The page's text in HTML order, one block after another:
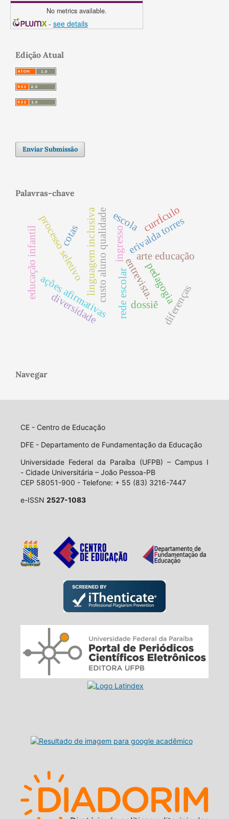
No metrics available.
- see details
Edição Atual
Enviar Submissão
Palavras-chave
linguagem inclusivacusto aluno qualidade erivalda torres
ações afirmativas
cotas
processo seletivo ingresso
entrevista.
arte educação
rede escolar
educação infantil pedagogia
escola
diferenças
diversidade
currÍculo
dossiê
Navegar
CE - Centro de Educação
DFE - Departamento de Fundamentação da Educação
Universidade Federal da Paraíba (UFPB) – Campus I
- Cidade Universitária – João Pessoa-PB
CEP 58051-900 - Telefone: + 55 (83) 3216-7447
e-ISSN 2527-1083